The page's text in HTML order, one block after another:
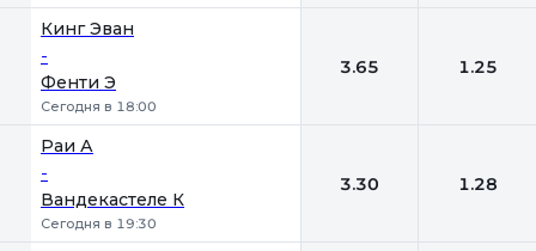
Кинг Эван
-
Фенти Э
Сегодня в 18:00
3.65 1.25
Раи А
-
Вандекастеле К
Сегодня в 19:30
3.30 1.28